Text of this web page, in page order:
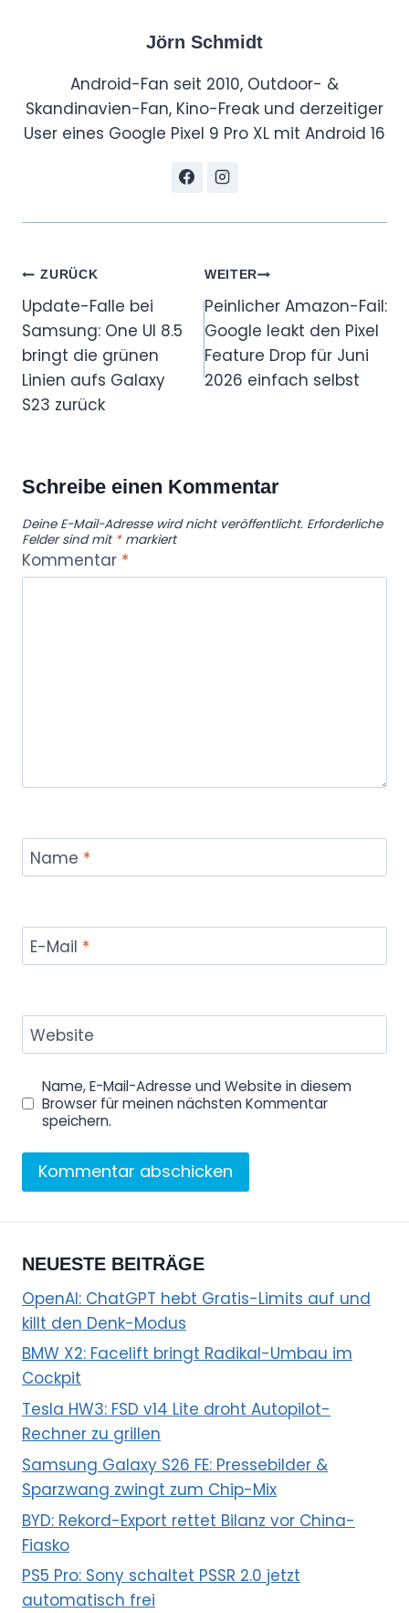
Jörn Schmidt
Android-Fan seit 2010, Outdoor- &
Skandinavien-Fan, Kino-Freak und derzeitiger
User eines Google Pixel 9 Pro XL mit Android 16
Beitragsnavigation
ZURÜCK
Update-Falle bei
Samsung: One UI 8.5
bringt die grünen
Linien aufs Galaxy
S23 zurück
WEITER
Peinlicher Amazon-Fail:
Google leakt den Pixel
Feature Drop für Juni
2026 einfach selbst
Schreibe einen Kommentar
Deine E-Mail-Adresse wird nicht veröffentlicht. Erforderliche
Felder sind mit *markiert
Kommentar *
Name *
E-Mail *
Website
Name, E-Mail-Adresse und Website in diesem
Browser für meinen nächsten Kommentar
speichern.
NEUESTE BEITRÄGE
OpenAI: ChatGPT hebt Gratis-Limits auf und
killt den Denk-Modus
BMW X2: Facelift bringt Radikal-Umbau im
Cockpit
Tesla HW3: FSD v14 Lite droht Autopilot-
Rechner zu grillen
Samsung Galaxy S26 FE: Pressebilder &
Sparzwang zwingt zum Chip-Mix
BYD: Rekord-Export rettet Bilanz vor China-
Fiasko
PS5 Pro: Sony schaltet PSSR 2.0 jetzt
automatisch frei